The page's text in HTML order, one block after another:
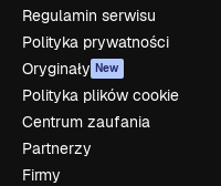
Regulamin serwisu
Polityka prywatności
Oryginały New
Polityka plików cookie
Centrum zaufania
Partnerzy
Firmy